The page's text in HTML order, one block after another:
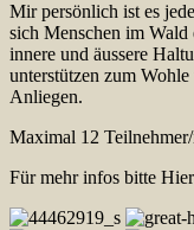
Mir persönlich ist es
sich Menschen im Wald
innere und äussere
unterstützen zum
Anliegen.
Maximal 12
Für mehr infos bitte